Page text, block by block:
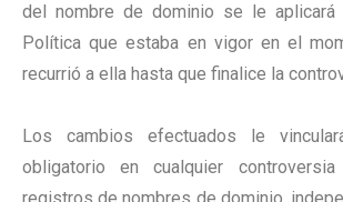
del nombre de dominio se le
Política que estaba en vigor en el
recurrió a ella hasta que finalice la
Los cambios efectuados le
obligatorio en cualquier